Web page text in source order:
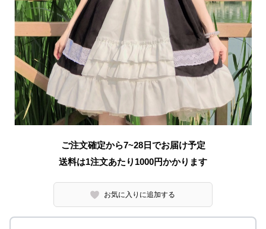
ご注文確定から7~28日でお届け予定
送料は1注文あたり 1000円かかります
お気に入りに追加する